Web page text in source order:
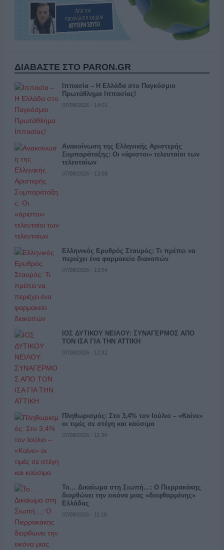
ΔΙΑΒΑΣΤΕ ΣΤΟ PARON.GR
Ιππασία – Η Ελλάδα στο Παγκόσμιο
Πρωτάθλημα Ιππασίας!
07/08/2026 - 14:01
Ανακοίνωση της Ελληνικής Αριστερής
Συμπαράταξης: Οι «άριστοι» τελευταίοι των
τελευταίων
07/08/2026 - 13:58
Ελληνικός Ερυθρός Σταυρός: Τι πρέπει να
περιέχει ένα φαρμακείο διακοπών
07/08/2026 - 13:54
ΙΟΣ ΔΥΤΙΚΟΥ ΝΕΙΛΟΥ: ΣΥΝΑΓΕΡΜΟΣ ΑΠΟ
ΤΟΝ ΙΣΑ ΓΙΑ ΤΗΝ ΑΤΤΙΚΗ
07/08/2026 - 12:42
Πληθωρισμός: Στο 3,4% τον Ιούλιο – «Καίνε»
οι τιμές σε στέγη και καύσιμα
07/08/2026 - 11:34
Το… Δικαίωμα στη Σιωπή…: Ο Πιερρακάκης
διορθώνει την εικόνα μιας «διεφθαρμένης»
Ελλάδας
07/08/2026 - 11:16